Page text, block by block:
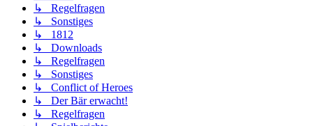
↳ Regelfragen
↳ Sonstiges
↳ 1812
↳ Downloads
↳ Regelfragen
↳ Sonstiges
↳ Conflict of Heroes
↳ Der Bär erwacht!
↳ Regelfragen